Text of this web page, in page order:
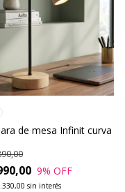
de mesa Infinit curva
9% OFF
sin interés